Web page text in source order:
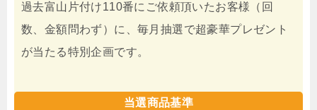
過去富山片付け110番にご依頼頂いたお客様（回
数、金額問わず）に、毎月抽選で超豪華プレゼント
が当たる特別企画です。
当選商品基準